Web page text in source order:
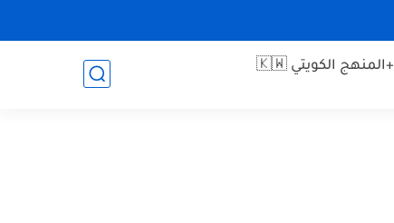
+المنهج الكويتي 🇰🇼